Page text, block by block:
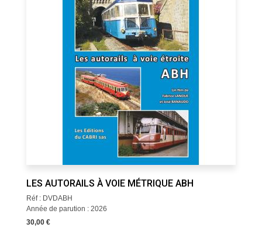
LES AUTORAILS À VOIE MÉTRIQUE ABH
Réf : DVDABH
Année de parution : 2026
30,00 €